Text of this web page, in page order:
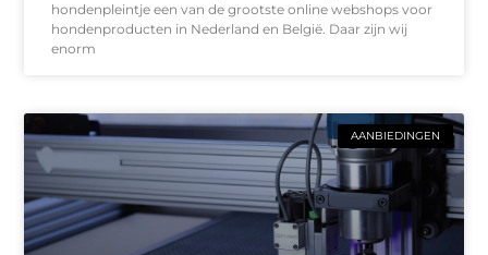
hondenpleintje een van de grootste online webshops voor
hondenproducten in Nederland en België. Daar zijn wij
enorm
AANBIEDINGEN